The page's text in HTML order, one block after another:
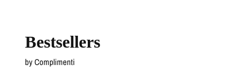
Bestsellers
by Complimenti